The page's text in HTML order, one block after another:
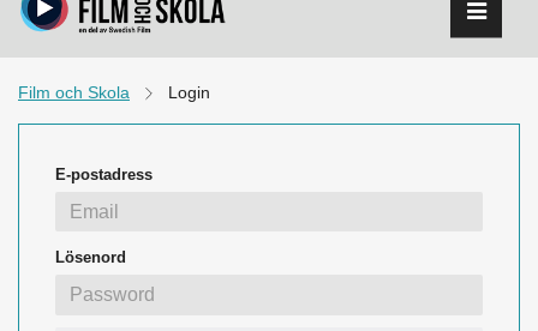
Film och Skola Login
E-postadress
Lösenord